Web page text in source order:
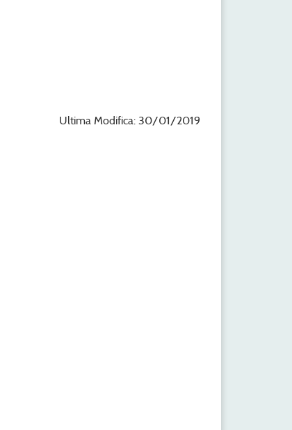
Ultima Modifica: 30/01/2019